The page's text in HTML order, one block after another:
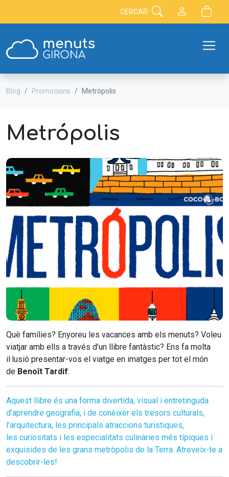
CERCAR
Blog Promocions Metrópolis
Metrópolis
Què famílies? Enyoreu les vacances amb els menuts? Voleu
viatjar amb ells a través d'un llibre fantàstic? Ens fa molta
il·lusió presentar-vos el viatge en imatges per tot el món
de Benoît Tardif.
Aquest llibre és una forma divertida, visual i entretinguda
d’aprendre geografia, i de conèixer els tresors culturals,
l’arquitectura, les principals atraccions turístiques,
les curiositats i les especialitats culinàries més típiques i
exquisides de les grans metròpolis de la Terra. Atreveix-te a
descobrir-les!